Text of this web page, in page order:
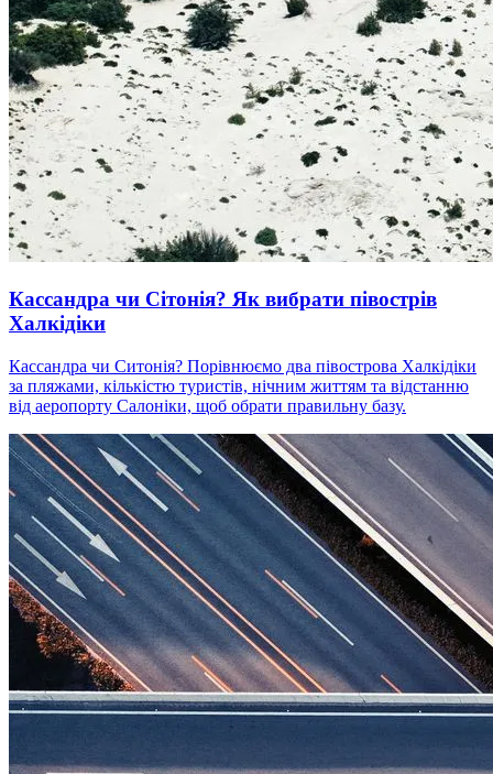
Кассандра чи Сітонія? Як вибрати півострів
Халкідіки
Кассандра чи Ситонія? Порівнюємо два півострова Халкідіки
за пляжами, кількістю туристів, нічним життям та відстанню
від аеропорту Салоніки, щоб обрати правильну базу.